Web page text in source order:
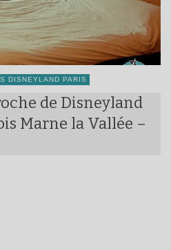
DISNEYLAND PARIS
de Disneyland
Marne la Vallée –